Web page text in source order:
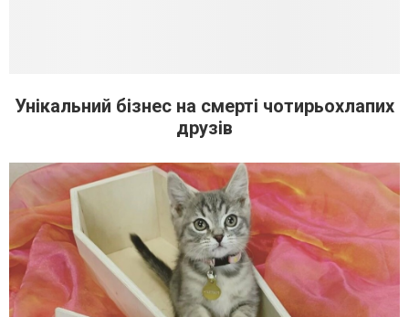
Унікальний бізнес на смерті чотирьохлапих
друзів